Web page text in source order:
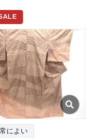
によい